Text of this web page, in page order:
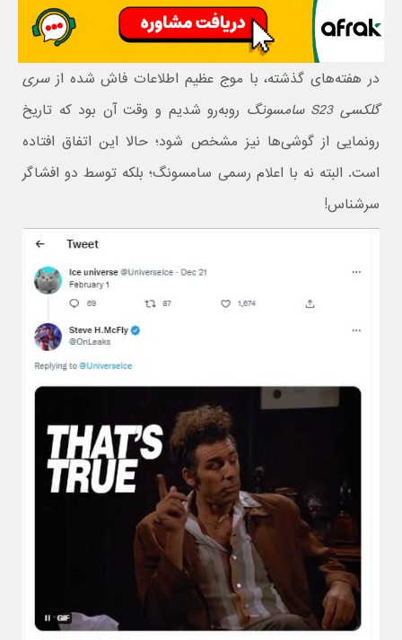
در هفته‌های گذشته، با موج عظیم اطلاعات فاش شده ازسری
گلکسی S23 سامسونگ
روبه‌رو شدیم و وقت آن بود که تاریخ
رونمایی از گوشی‌ها نیز مشخص شود؛ حالا این اتفاق افتاده
است. البته نه با اعلام رسمی سامسونگ؛ بلکه توسط دو افشاگر
سرشناس!